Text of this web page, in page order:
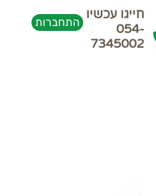
חייגו עכשיו
054-
7345002
התחברות